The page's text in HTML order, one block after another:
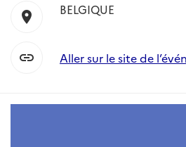
location_on BELGIQUE
link Aller sur le site de